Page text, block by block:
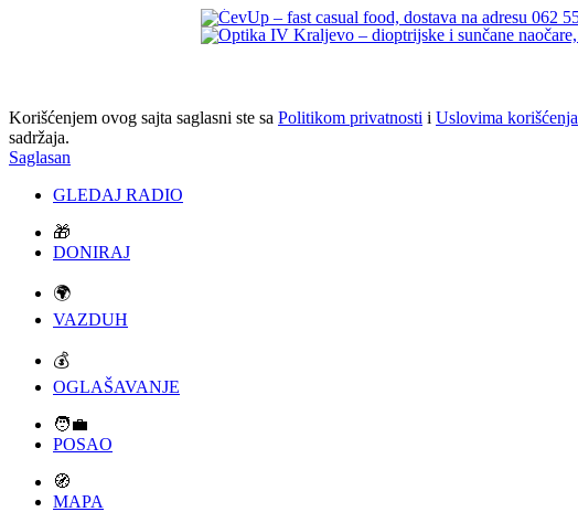
Korišćenjem ovog sajta saglasni ste sa Politikom privatnosti i Uslovima korišćenja
sadržaja.
Saglasan
GLEDAJ RADIO
🎁
DONIRAJ
🌍
VAZDUH
💰
OGLAŠAVANJE
🧑‍💼
POSAO
🧭
MAPA